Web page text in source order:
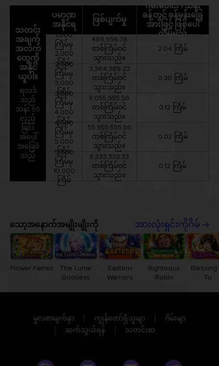
သတင်း
အချက်
အလက်
တွေကို
အနိုင်
ယူပါ။
ရလဒ်
သည်
သန်း 50
လှည့်
ခြင်း
အပေါ်
အခြေခံ
သည်
ပမာဏ
အနိုင်ရ
1,000
ကြိမ်မှ
2,000
ကြိမ်
2,000
ကြိမ်မှ
3,000
ကြိမ်
3,000
ကြိမ်မှ
4,000
ကြိမ်
4,000
ကြိမ်မှ
5,000
ကြိမ်
5,000
ကြိမ်မှ
10,000
ကြိမ်
ဖြစ်ပျက်မှု
489,956.76
တစ်ကြိမ်ဝင်
သွားသည်။
3,364,389.23
တစ်ကြိမ်ဝင်
သွားသည်။
8,055,555.56
တစ်ကြိမ်ဝင်
သွားသည်။
55,555,555.56
တစ်ကြိမ်ဝင်
သွားသည်။
8,333,333.33
တစ်ကြိမ်ဝင်
သွားသည်။
ဂိမ်းပေါင်း 1 သန်း
ခန့်တွင် ခန့်မှန်းခြေ
အားဖြင့် ဖြစ်ပေါ်
လိမ့်မည်
2.04 ကြိမ်
0.30 ကြိမ်
0.12 ကြိမ်
0.02 ကြိမ်
0.12 ကြိမ်
သော့အနောက်အမျိုးမျိုးကို အားလုံးရှင်းကိုဂိမ်
Flower Fairies
The Lunar
Goddess
Eastern
Warriors
Righteous
Robin
Blessing
Tu
မူလစာမျက်နှာ ကျွန်တော်ရှိသူမျာ
ဂိမ်းမျာ
ဆက်သွယ်ရန်
သတင်းစာ